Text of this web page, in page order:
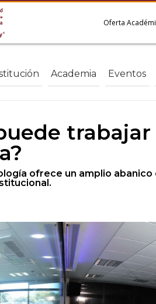
Oferta
Academia Eventos
ofrece un amplio